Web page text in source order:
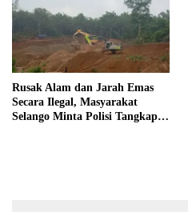
Rusak Alam dan Jarah Emas
Secara Ilegal, Masyarakat
Selango Minta Polisi Tangkap